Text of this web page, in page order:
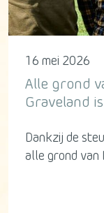
16 mei 2026
Alle grond
Graveland
Dankzij de
alle grond van